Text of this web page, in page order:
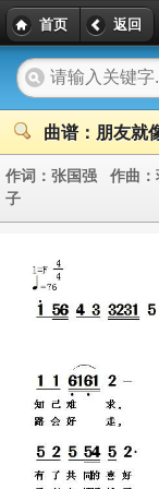
首页 返回
曲谱：朋友就
作词： 张国强 作曲：
子